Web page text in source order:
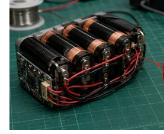
அரசு மருத்துவமனைகளில்
படுக்கைகளை கொண்டு
அரசு. அதிமுக அரசு